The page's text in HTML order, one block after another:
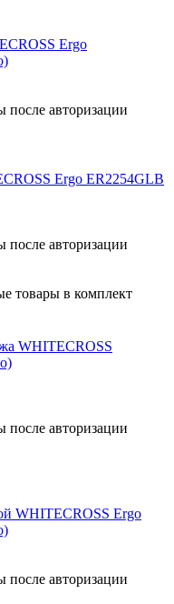
Ergo
авторизации
Ergo ER2254GLB
авторизации
товары в комплект
WHITECROSS
авторизации
WHITECROSS Ergo
авторизации